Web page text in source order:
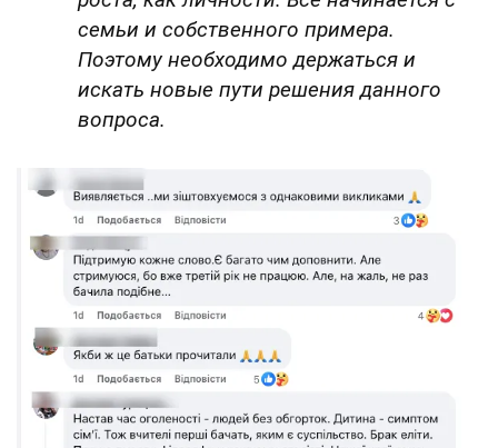
семьи и собственного примера.
Поэтому необходимо держаться и
искать новые пути решения данного
вопроса.